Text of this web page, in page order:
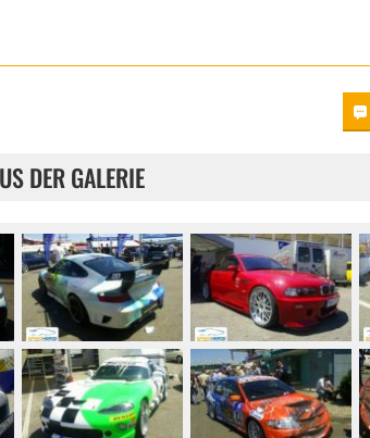
DER GALERIE